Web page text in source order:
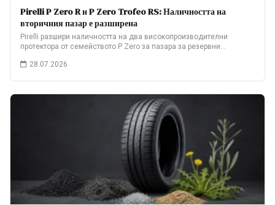
Pirelli P Zero R и P Zero Trofeo RS: Наличността на
вторичния пазар е разширена
Pirelli разшири наличността на два високопроизводителни
протектора от семейството P Zero за пазара за резервни…
28.07.2026